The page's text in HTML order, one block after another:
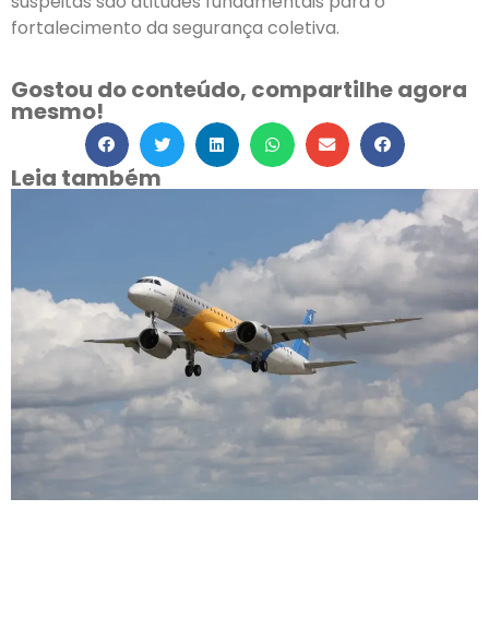
fortalecimento da segurança coletiva.
Gostou do conteúdo, compartilhe agora
mesmo!
Leia também